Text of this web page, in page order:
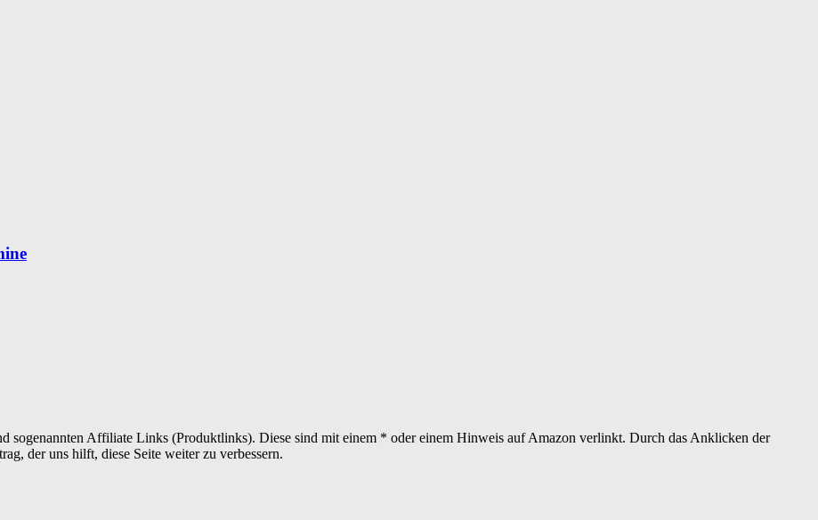
sogenannten Affiliate Links (Produktlinks). Diese sind mit einem * oder einem Hinweis auf Amazon verlinkt. Durch das Anklicken der
der uns hilft, diese Seite weiter zu verbessern.